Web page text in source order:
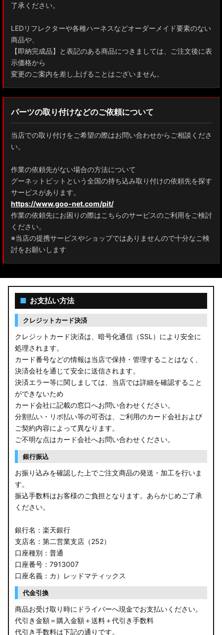
了承ください。
LEDリフレクターや各種ハーネスなどオーダーメイド要素のない
商品や、
【即納完成品】と表記のある商品につきましては、ご注文後に表
示価格から
変更のご案内を差し上げることはございません。
パーツの取り付けなどのご依頼について
当店での取り付けをご希望の際はお問い合わせからご相談くださ
い。
作業の依頼先がない場合の方法について
グーネットピットという全国の持ち込み取り付けの依頼先を探す
サービスがあります。
https://www.goo-net.com/pit/
作業の依頼先にお困りの際はこちらのサービスのご利用をご検討
ください。
※当店の提携サービスやショップではありませんので十分なご検
討をお願いします
■ お支払い方法
クレジットカード決済
クレジットカード決済は、暗号化通信（SSL）により安全に
処理されます。
カード番号などの情報は当店で保持・管理することはなく、
決済会社を通じて安全に送信されます。
決済エラー等に関しましては、当店では詳細を確認すること
ができないため
カード会社に記載の窓口へお問い合わせください。
分割払い・リボ払い等の可否は、ご利用のカード会社および
ご契約内容によって異なります。
ご不明な点はカード会社へお問い合わせください。
銀行振込
お振り込みを確認した上でご注文商品の発送・加工を行いま
す。
振込手数料はお客様のご負担となります。あらかじめご了承
ください。
銀行名：楽天銀行
支店名：第二営業支店（252）
口座種別：普通
口座番号：7913007
口座名義：カ）レッドマティックス
代金引換
商品お受け取り時にドライバーへ現金でお支払いください。
代引き金額＝購入金額＋送料＋代引き手数料
代引き手数料は下記の通りです。